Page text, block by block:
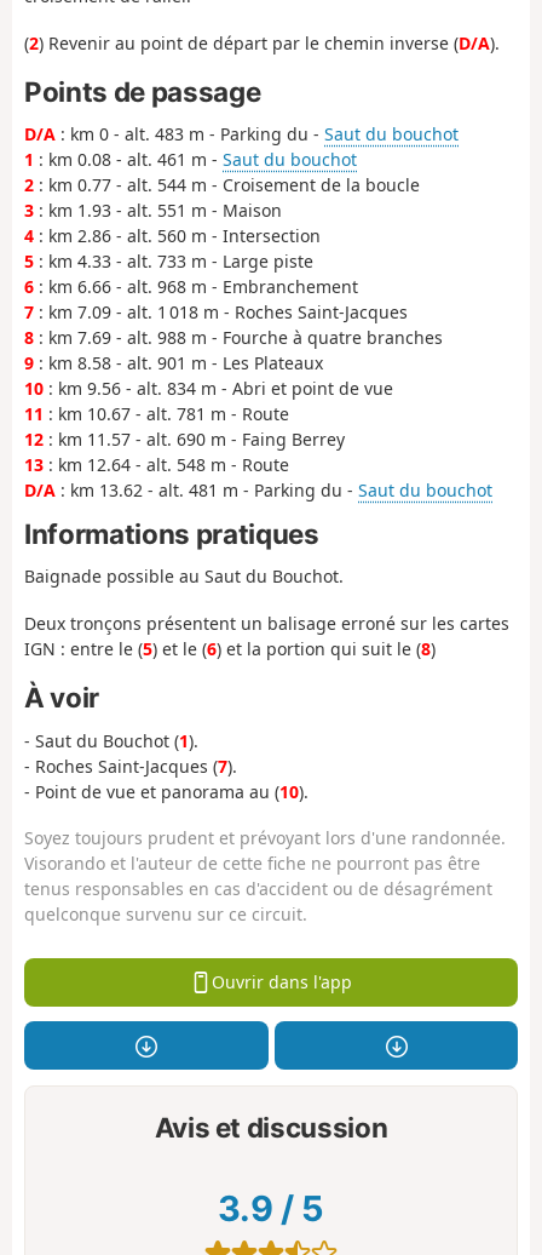
(2) Revenir au point de départ par le chemin inverse (D/A).
Points de passage
D/A : km 0 - alt. 483 m - Parking du - Saut du bouchot
1 : km 0.08 - alt. 461 m - Saut du bouchot
2 : km 0.77 - alt. 544 m - Croisement de la boucle
3 : km 1.93 - alt. 551 m - Maison
4 : km 2.86 - alt. 560 m - Intersection
5 : km 4.33 - alt. 733 m - Large piste
6 : km 6.66 - alt. 968 m - Embranchement
7 : km 7.09 - alt. 1 018 m - Roches Saint-Jacques
8 : km 7.69 - alt. 988 m - Fourche à quatre branches
9 : km 8.58 - alt. 901 m - Les Plateaux
10 : km 9.56 - alt. 834 m - Abri et point de vue
11 : km 10.67 - alt. 781 m - Route
12 : km 11.57 - alt. 690 m - Faing Berrey
13 : km 12.64 - alt. 548 m - Route
D/A : km 13.62 - alt. 481 m - Parking du - Saut du bouchot
Informations pratiques
Baignade possible au Saut du Bouchot.
Deux tronçons présentent un balisage erroné sur les cartes
IGN : entre le (5) et le (6) et la portion qui suit le (8)
À voir
- Saut du Bouchot (1).
- Roches Saint-Jacques (7).
- Point de vue et panorama au (10).
Soyez toujours prudent et prévoyant lors d'une randonnée.
Visorando et l'auteur de cette fiche ne pourront pas être
tenus responsables en cas d'accident ou de désagrément
quelconque survenu sur ce circuit.
Ouvrir dans l'app
Avis et discussion
3.9 / 5